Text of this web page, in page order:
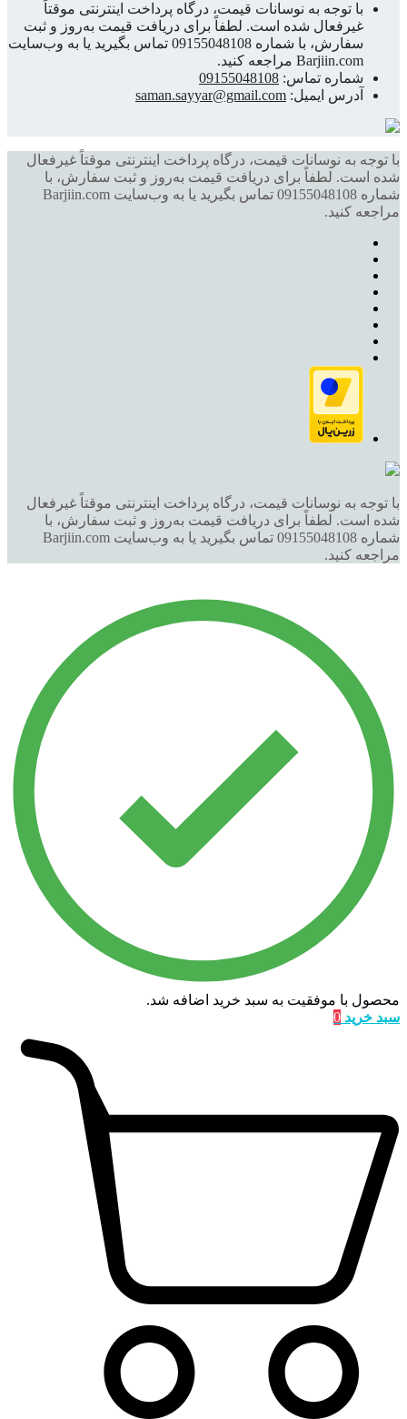
با توجه به نوسانات قیمت، درگاه پرداخت اینترنتی موقتاً
غیرفعال شده است. لطفاً برای دریافت قیمت به‌روز و ثبت
سفارش، با شماره 09155048108 تماس بگیرید یا به وب‌سایت
Barjiin.com مراجعه کنید.
شماره تماس: 09155048108
آدرس ایمیل: saman.sayyar@gmail.com
با توجه به نوسانات قیمت، درگاه پرداخت اینترنتی موقتاً غیرفعال
شده است. لطفاً برای دریافت قیمت به‌روز و ثبت سفارش، با
شماره 09155048108 تماس بگیرید یا به وب‌سایت Barjiin.com
مراجعه کنید.
با توجه به نوسانات قیمت، درگاه پرداخت اینترنتی موقتاً غیرفعال
شده است. لطفاً برای دریافت قیمت به‌روز و ثبت سفارش، با
شماره 09155048108 تماس بگیرید یا به وب‌سایت Barjiin.com
مراجعه کنید.
محصول با موفقیت به سبد خرید اضافه شد.
سبد خرید 0